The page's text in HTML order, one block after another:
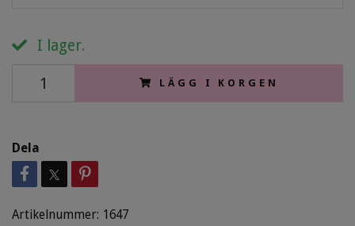
I lager.
LÄGG I KORGEN
Dela
Artikelnummer: 1647